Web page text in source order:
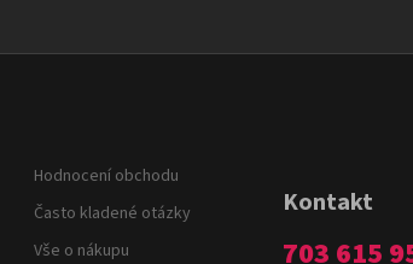
Hodnocení obchodu
Často kladené otázky
Vše o nákupu
Kontakt
703 615